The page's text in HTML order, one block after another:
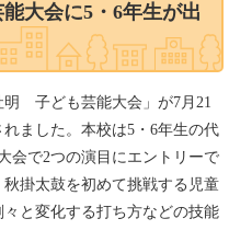
大会に5・6年生が出
明 子ども芸能大会」が7月21
ました。本校は5・6年生の代
会で2つの演目にエントリーで
掛太鼓を初めて挑戦する児童
と変化する打ち方などの技能